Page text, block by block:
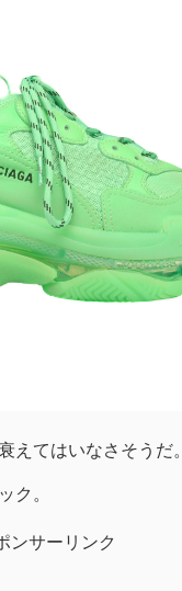
えてはいなさそうだ。
ク。
ンサーリンク